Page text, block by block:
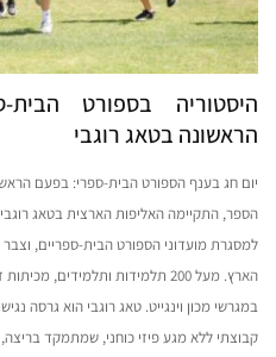
היסטוריה בספורט
הראשונה בטאג רוגבי
יום חג בענף הספורט הבית-ספרי: בפעם
הספר, התקיימה האליפות הארצית בטאג
למסגרת מועדוני הספורט הבית-ספריים,
הארץ. מעל 200 תלמידות
במגרשי מכון וינגייט. טאג רוגבי הוא גרסה
קבוצתי ללא מגע פיזי כוחני, שמתמקד